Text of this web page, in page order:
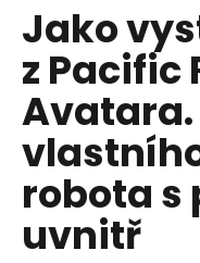
Jako
z Pacific
robota s
uvnitř